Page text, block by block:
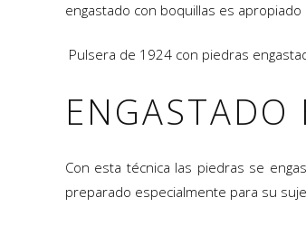
engastado con boquillas es
Pulsera de 1924 con piedras
ENGASTADO
Con esta técnica las piedras se
preparado especialmente para su